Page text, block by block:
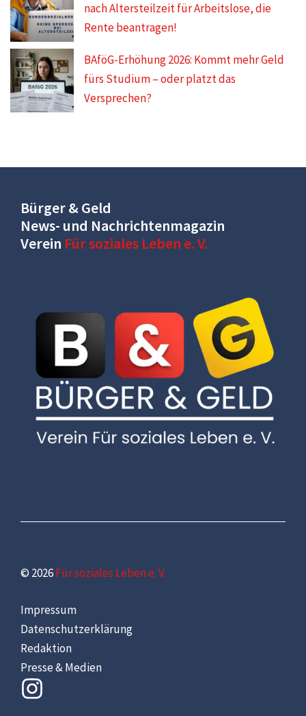
nach Altersteilzeit für Arbeitslose, die
Rente beantragen!
BAföG-Erhöhung 2026: Kommt mehr Geld
fürs Studium – oder platzt das
Versprechen?
Bürger & Geld
News- und Nachrichtenmagazin
Verein Für soziales Leben e. V.
© 2026Für soziales Leben e. V.
Impressum
Datenschutzerklärung
Redaktion
Presse & Medien